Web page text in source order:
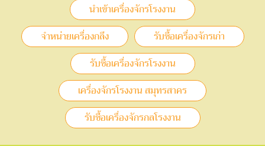
นำเข้าเครื่องจักรโรงงาน
จำหน่ายเครื่องกลึง
รับซื้อเครื่องจักรเก่า
รับซื้อเครื่องจักรโรงงาน
เครื่องจักรโรงงาน สมุทรสาคร
รับซื้อเครื่องจักรกลโรงงาน